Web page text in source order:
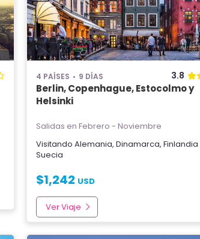
4 PAÍSES 9 DÍAS 3.8
Berlin, Copenhague, Estocolmo y
Helsinki
Salidas en Febrero - Noviembre
VisitandoAlemania,Dinamarca,Finlandia
Suecia
$1,242 USD
Ver Viaje